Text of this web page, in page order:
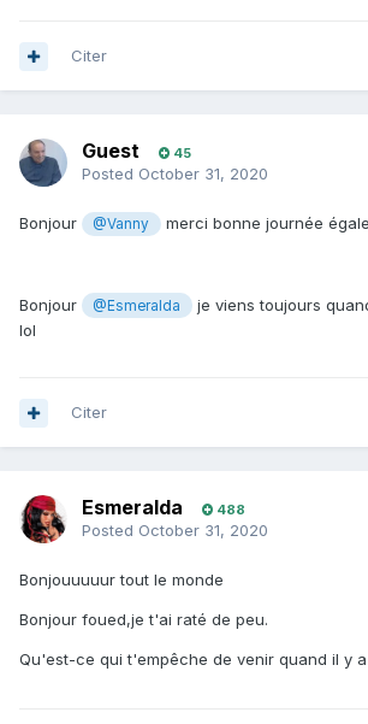
Citer
Guest 45
Posted October 31, 2020
Bonjour @Vanny merci bonne journée
Bonjour @Esmeralda
je viens toujours
lol
Citer
Esmeralda 488
Posted October 31, 2020
Bonjouuuuur tout le monde
Bonjour foued,je t'ai raté de peu.
Qu'est-ce qui t'empêche de venir quand il y